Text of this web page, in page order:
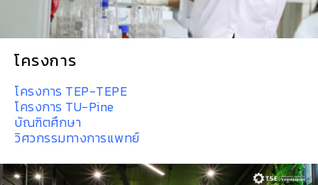
โครงการ
โครงการ TEP-TEPE
โครงการ TU-Pine
บัณฑิตศึกษา
วิศวกรรมทางการแพทย์